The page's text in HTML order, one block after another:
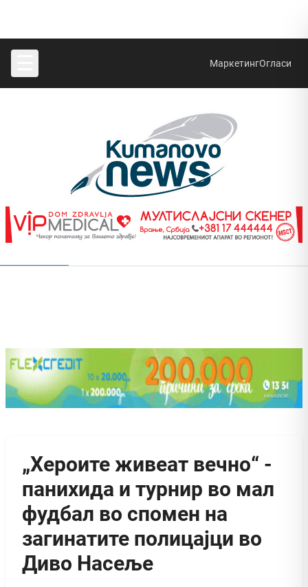
МаркетингОгласи
„Хероите живеат вечно“ -
панихида и турнир во мал
фудбал во спомен на
загинатите полицајци во
Диво Насеље